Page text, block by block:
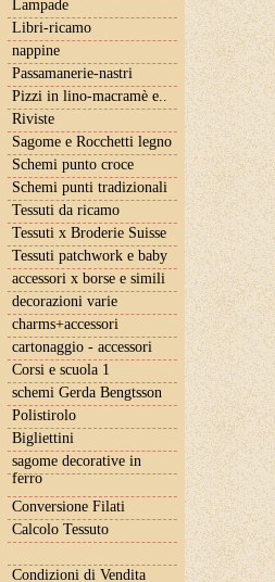
Lampade
Libri-ricamo
nappine
Passamanerie-nastri
Pizzi in lino-macramè e..
Riviste
Sagome e Rocchetti legno
Schemi punto croce
Schemi punti tradizionali
Tessuti da ricamo
Tessuti x Broderie Suisse
Tessuti patchwork e baby
accessori x borse e simili
decorazioni varie
charms+accessori
cartonaggio - accessori
Corsi e scuola 1
schemi Gerda Bengtsson
Polistirolo
Bigliettini
sagome decorative in
ferro
Conversione Filati
Calcolo Tessuto
Condizioni di Vendita